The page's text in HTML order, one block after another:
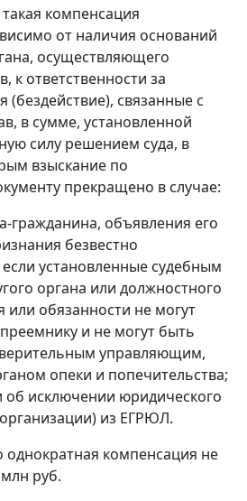
компенсация
от наличия оснований
осуществляющего
к ответственности за
(бездействие), связанные с
в сумме, установленной
силу решением суда, в
взыскание по
прекращено в случае:
гражданина, объявления его
безвестно
установленные судебным
органа или должностного
или обязанности не могут
и не могут быть
управляющим,
опеки и попечительства;
об исключении юридического
из ЕГРЮЛ.
однократная компенсация не
руб.